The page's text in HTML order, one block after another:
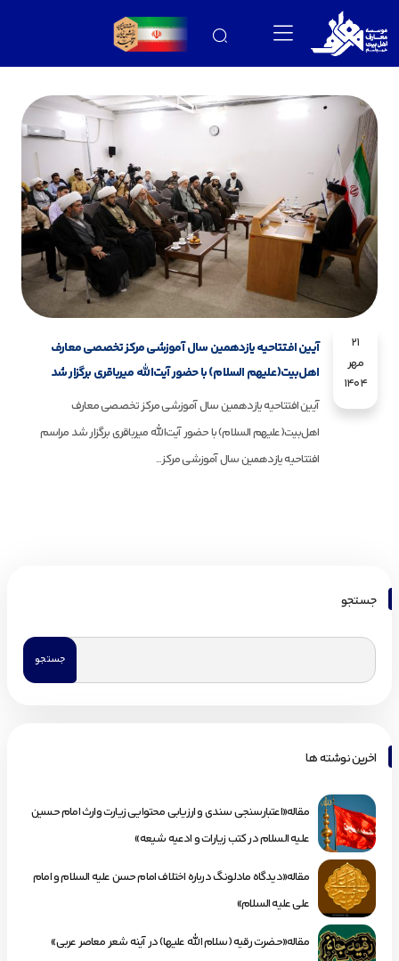
21
مهر
1404
آیین افتتاحیه یازدهمین سال آموزشی مرکز تخصصی معارف
اهل‌بیت(علیهم السلام) با حضور آیت‌الله میرباقری برگزار شد
آیین افتتاحیه یازدهمین سال آموزشی مرکز تخصصی معارف
اهل‌بیت(علیهم السلام) با حضور آیت‌الله میرباقری برگزار شد مراسم
افتتاحیه یازدهمین سال آموزشی مرکز...
جستجو
اخرین نوشته ها
مقاله«اعتبارسنجی سندی و ارزیابی محتوایی زیارت وارث امام حسین
علیه السلام در کتب زیارات و ادعیه شیعه»
مقاله«دیدگاه مادلونگ درباره اختلاف امام حسن علیه السلام و امام
علی علیه السلام»
مقاله«حضرت رقیه (سلام الله علیها) در آینه شعر معاصر عربی»